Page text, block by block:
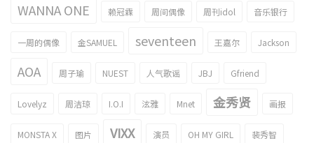
WANNA ONE 赖冠霖 周间偶像 周刊idol 音乐银行
一周的偶像 金SAMUEL seventeen 王嘉尔 Jackson
AOA 周子瑜 NUEST 人气歌谣 JBJ Gfriend
Lovelyz 周洁琼 I.O.I 泫雅 Mnet 金秀贤 画报
MONSTA X 图片 VIXX 演员 OH MY GIRL 裴秀智